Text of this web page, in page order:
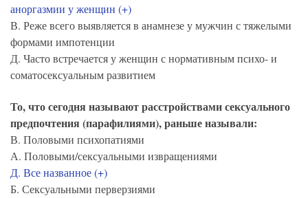
аноргазмии у женщин (+)
В. Реже всего выявляется в анамнезе у мужчин с тяжелыми
формами импотенции
Д. Часто встречается у женщин с нормативным психо- и
соматосексуальным развитием
То, что сегодня называют расстройствами сексуального
предпочтения (парафилиями), раньше называли:
В. Половыми психопатиями
А. Половыми/сексуальными извращениями
Д. Все названное (+)
Б. Сексуальными перверзиями